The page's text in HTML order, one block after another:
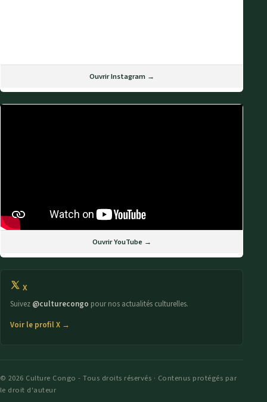
Ouvrir Instagram →
Ouvrir YouTube →
X
Suivez @culturecongo pour nos actualités culturelles.
Voir le profil X →
© 2026 Culture Congo - Tous droits réservés · Contenus protégés par
le droit d'auteur